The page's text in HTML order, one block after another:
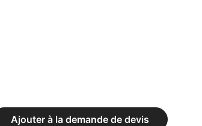
Ajouter à la demande de devis